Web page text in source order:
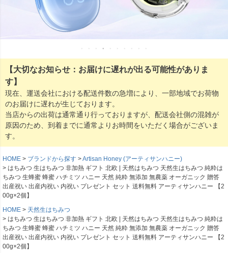
【大切なお知らせ：お届けに遅れが出る可能性がありま
す】
現在、運送会社における配送件数の急増により、一部地域でお荷物
のお届けに遅れが生じております。
当店からの出荷は通常通り行っておりますが、配送会社側の混雑が
原因のため、到着までに通常よりお時間をいただく場合がございま
す。
HOME ブランドから探す
Artisan Honey (アーティサンハニー)
はちみつ 生はちみつ 非加熱 ギフト 北欧 | 天然はちみつ 天然生はちみつ 純粋は
ちみつ 生蜂蜜 蜂蜜 ハチミツ ハニー 天然 純粋 無添加 無農薬 オーガニック 贈答
出産祝い 出産内祝い 内祝い プレゼント セット 送料無料 アーティサンハニー 【2
00g×2個】
HOME
天然生はちみつ
はちみつ 生はちみつ 非加熱 ギフト 北欧 | 天然はちみつ 天然生はちみつ 純粋は
ちみつ 生蜂蜜 蜂蜜 ハチミツ ハニー 天然 純粋 無添加 無農薬 オーガニック 贈答
出産祝い 出産内祝い 内祝い プレゼント セット 送料無料 アーティサンハニー 【2
00g×2個】